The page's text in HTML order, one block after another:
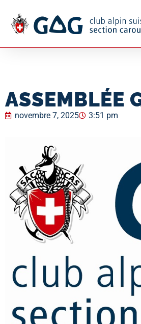
ASSEMBLÉE
novembre 7, 2025 3:51 pm